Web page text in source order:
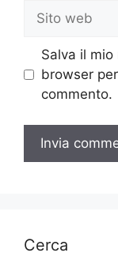
Sito
web
Salva il
browser
commento.
Cerca